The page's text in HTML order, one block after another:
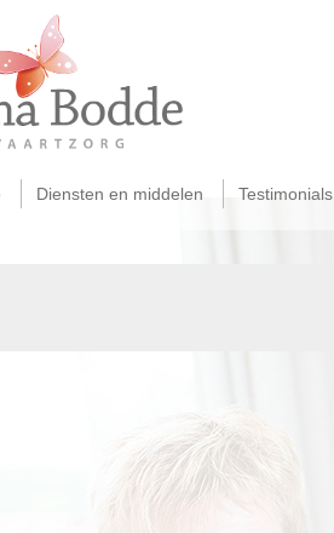
Diensten en middelen Testimonials